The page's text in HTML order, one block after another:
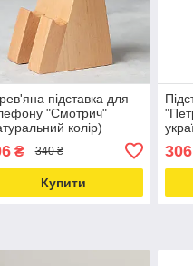
підставка для
"Смотрич"
колір)
₴ 340 ₴
Купити
306